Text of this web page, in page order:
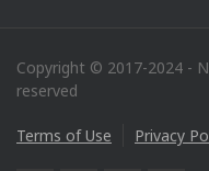
Copyright © 2017-2024 -
reserved
Terms of Use Privacy